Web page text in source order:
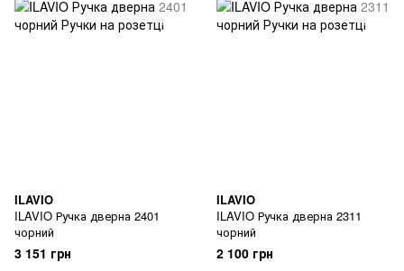
ILAVIO
ILAVIO Ручка дверна 2401
чорний
3 151 грн
ILAVIO
ILAVIO Ручка дверна 2311
чорний
2 100 грн